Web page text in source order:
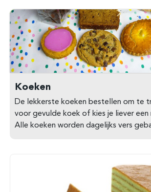
Koeken
De lekkerste koeken bestellen om te
voor gevulde koek of kies je liever een
Alle koeken worden dagelijks vers